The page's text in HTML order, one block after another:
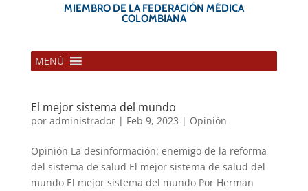
MIEMBRO DE LA FEDERACIÓN MÉDICA
COLOMBIANA
MENÚ
El mejor sistema del mundo
por administrador| Feb 9, 2023 | Opinión
Opinión La desinformación: enemigo de la reforma
del sistema de salud El mejor sistema de salud del
mundo El mejor sistema del mundo Por Herman